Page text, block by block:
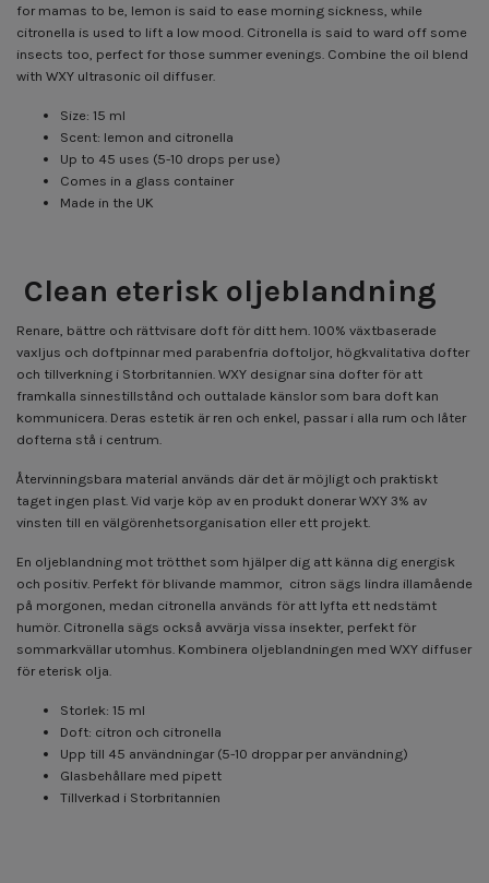
for mamas to be, lemon is said to ease morning sickness, while
citronella is used to lift a low mood. Citronella is said to ward off some
insects too, perfect for those summer evenings. Combine the oil blend
with WXY ultrasonic oil diffuser.
Size: 15 ml
Scent: lemon and citronella
Up to 45 uses (5-10 drops per use)
Comes in a glass container
Made in the UK
Clean eterisk oljeblandning
Renare, bättre och rättvisare doft för ditt hem. 100% växtbaserade
vaxljus och doftpinnar med parabenfria doftoljor, högkvalitativa dofter
och tillverkning i Storbritannien. WXY designar sina dofter för att
framkalla sinnestillstånd och outtalade känslor som bara doft kan
kommunicera. Deras estetik är ren och enkel, passar i alla rum och låter
dofterna stå i centrum.
Återvinningsbara material används där det är möjligt och praktiskt
taget ingen plast. Vid varje köp av en produkt donerar WXY 3% av
vinsten till en välgörenhetsorganisation eller ett projekt.
En oljeblandning mot trötthet som hjälper dig att känna dig energisk
och positiv. Perfekt för blivande mammor, citron sägs lindra illamående
på morgonen, medan citronella används för att lyfta ett nedstämt
humör. Citronella sägs också avvärja vissa insekter, perfekt för
sommarkvällar utomhus. Kombinera oljeblandningen med WXY diffuser
för eterisk olja.
Storlek: 15 ml
Doft: citron och citronella
Upp till 45 användningar (5-10 droppar per användning)
Glasbehållare med pipett
Tillverkad i Storbritannien